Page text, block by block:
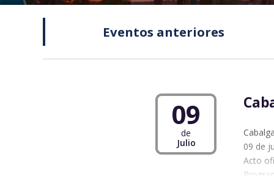
Eventos anteriores
09
de
Julio
09 de
Acto